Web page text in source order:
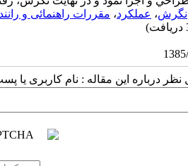
نگرش، عملکرد، مقررات راهنمائی و
نظر درباره این مقاله : نام کاربری یا